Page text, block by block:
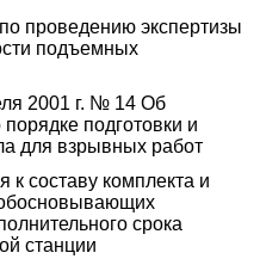
проведению экспертизы
подъемных
2001 г. № 14 Об
подготовки и
для взрывных работ
составу комплекта и
срока
станции